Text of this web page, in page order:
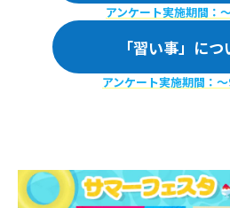
アンケート実施期間：
「習い事」につ
アンケート実施期間：